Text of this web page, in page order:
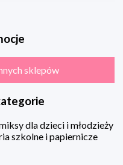
sklepów
dla dzieci i młodzieży
szkolne i papiernicze